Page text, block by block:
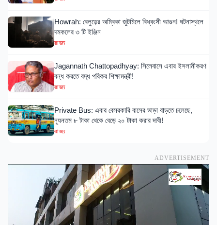
Howrah: বেলুড়ের অম্বিকা জুটমিলে বিধ্বংসী আগুন! ঘটনাস্থলে
দমকলের ৩ টি ইঞ্জিন
রাজ্য
Jagannath Chattopadhyay: সিলেবাসে এবার ইসলামীকরণ
বন্ধ করতে বদ্ধ পরিকর শিক্ষামন্ত্রী!
রাজ্য
Private Bus: এবার বেসরকারি বাসের ভাড়া বাড়তে চলেছে,
ন্যূনতম ৮ টাকা থেকে বেড়ে ২০ টাকা করার দাবী!
রাজ্য
ADVERTISEMENT